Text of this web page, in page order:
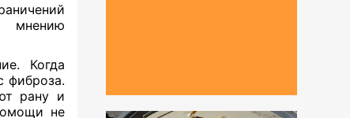
мнению
Когда
фиброза.
рану и
не